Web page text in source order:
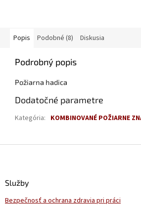
Popis Podobné (8) Diskusia
Podrobný popis
Požiarna hadica
Dodatočné parametre
Kategória: KOMBINOVANÉ POŽIARNE
Služby
Bezpečnosť a ochrana zdravia pri práci